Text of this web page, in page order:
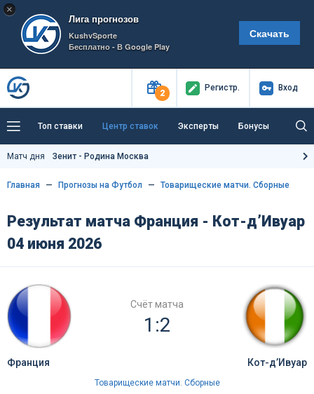
×
Лига прогнозов
KushvSporte
Бесплатно - В Google Play
Скачать
2
Регистр. Вход
Топ ставки Центр ставок Эксперты Бонусы
Тренды Букмекеры
Как тут заработать?
Матч дня Зенит - Родина Москва
Главная Прогнозы на Футбол Товарищеские матчи. Сборные
Результат матча Франция - Кот-д’Ивуар
04 июня 2026
Счёт матча
1:2
Франция Кот-д’Ивуар
Товарищеские матчи. Сборные